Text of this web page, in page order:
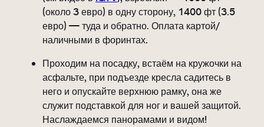
(около 3 евро) в одну сторону, 1400 фт (3.5
евро) — туда и обратно. Оплата картой/
наличными в форинтах.
Проходим на посадку, встаём на кружочки на
асфальте, при подъезде кресла садитесь в
него и опускайте верхнюю рамку, она же
служит подставкой для ног и вашей защитой.
Наслаждаемся панорамами и видом!